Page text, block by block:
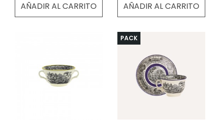
AÑADIR AL CARRITO AÑADIR AL CARRITO
PACK